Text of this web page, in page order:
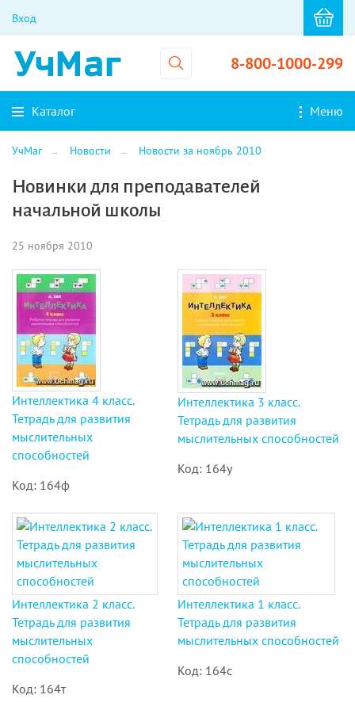
Вход
8-800-1000-299
Каталог Меню
УчМаг Новости Новости за ноябрь 2010
Новинки для преподавателей
начальной школы
25 ноября 2010
Интеллектика 4 класс.
Тетрадь для развития
мыслительных
способностей
Код: 164ф
Интеллектика 3 класс.
Тетрадь для развития
мыслительных способностей
Код: 164у
Интеллектика 2 класс.
Тетрадь для развития
мыслительных
способностей
Код: 164т
Интеллектика 1 класс.
Тетрадь для развития
мыслительных способностей
Код: 164с